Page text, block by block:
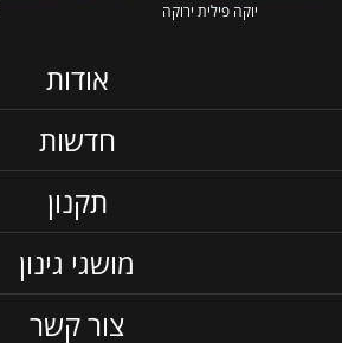
יוקה פילית ירוקה
אודות
חדשות
תקנון
מושגי גינון
צור קשר